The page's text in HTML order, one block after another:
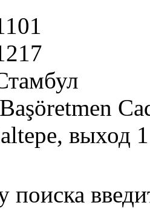
выход 1
поиска